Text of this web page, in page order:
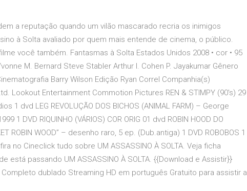
a reputação quando um vilão mascarado recria os inimigos
à Solta avaliado por quem mais entende de cinema, o público.
você também. Fantasmas à Solta Estados Unidos 2008 • cor • 95
M. Bernard Steve Stabler Arthur I. Cohen P. Jayakumar Gênero
Barry Wilson Edição Ryan Correl Companhia(s)
Lookout Entertainment Commotion Pictures REN & STIMPY (90′s) 29
1 dvd LEG REVOLUÇÃO DOS BICHOS (ANIMAL FARM) – George
1 DVD RIQUINHO (VÁRIOS) COR ORIG 01 dvd ROBIN HOOD DO
ROBIN WOOD” – desenho raro, 5 ep. (Dub.antiga) 1 DVD ROBOBOS 1
no Cineclick tudo sobre UM ASSASSINO À SOLTA. Veja ficha
está passando UM ASSASSINO À SOLTA. {{Download e Assistir}}
dublado Streaming HD em português Gratuito para assistir a